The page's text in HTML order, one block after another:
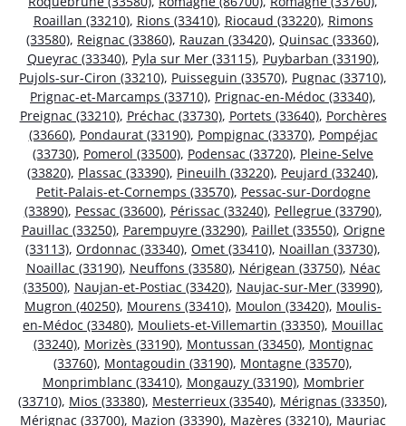
Roaillan (33210), Rions (33410), Riocaud (33220), Rimons
(33580), Reignac (33860), Rauzan (33420), Quinsac (33360),
Queyrac (33340), Pyla sur Mer (33115), Puybarban (33190),
Pujols-sur-Ciron (33210), Puisseguin (33570), Pugnac (33710),
Prignac-et-Marcamps (33710), Prignac-en-Médoc (33340),
Preignac (33210), Préchac (33730), Portets (33640), Porchères
(33660), Pondaurat (33190), Pompignac (33370), Pompéjac
(33730), Pomerol (33500), Podensac (33720), Pleine-Selve
(33820), Plassac (33390), Pineuilh (33220), Peujard (33240),
Petit-Palais-et-Cornemps (33570), Pessac-sur-Dordogne
(33890), Pessac (33600), Périssac (33240), Pellegrue (33790),
Pauillac (33250), Parempuyre (33290), Paillet (33550), Origne
(33113), Ordonnac (33340), Omet (33410), Noaillan (33730),
Noaillac (33190), Neuffons (33580), Nérigean (33750), Néac
(33500), Naujan-et-Postiac (33420), Naujac-sur-Mer (33990),
Mugron (40250), Mourens (33410), Moulon (33420), Moulis-
en-Médoc (33480), Mouliets-et-Villemartin (33350), Mouillac
(33240), Morizès (33190), Montussan (33450), Montignac
(33760), Montagoudin (33190), Montagne (33570),
Monprimblanc (33410), Mongauzy (33190), Mombrier
(33710), Mios (33380), Mesterrieux (33540), Mérignas (33350),
Mérignac (33700), Mazion (33390), Mazères (33210), Mauriac